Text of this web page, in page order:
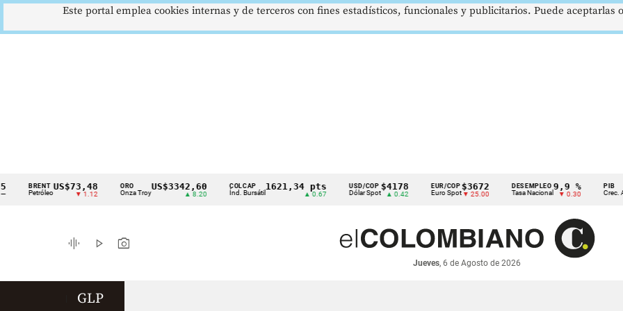
Cintillo
indicadores
económicos
BRENT
Petróleo
US$73,48
▼ 1.12 Onza Troy
US$3342,60
▲ 8.20
COLCAP
Índ. Bursátil
1621,34 pts
▲ 0.67
USD/COP
Dólar Spot
$4178
▲ 0.42
EUR/COP
Euro Spot
$3672
▼ 25.00
DESEMPLEO
Tasa Nacional
9,9 %
▼ 0.30 Crec. Anual
graphic_eq play_arrow photo_camera
Jueves, 6 de Agosto de 2026
GLP
Este portal emplea cookies internas y de terceros con fines estadísticos, funcionales y publicitarios. Puede aceptarlas